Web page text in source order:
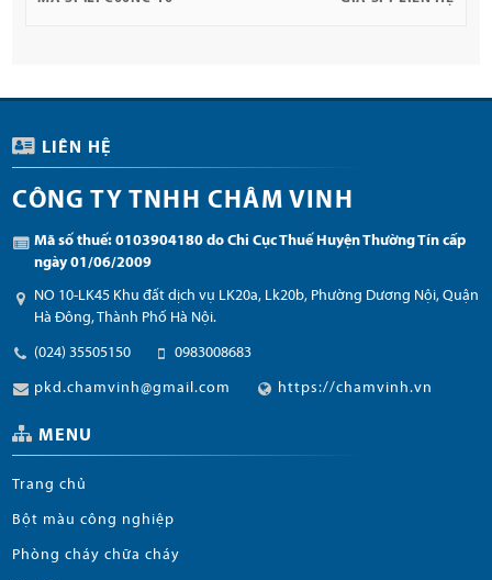
LIÊN HỆ
CÔNG TY TNHH CHÂM VINH
Mã số thuế: 0103904180 do Chi Cục Thuế Huyện Thường Tín cấp
ngày 01/06/2009
NO 10-LK45 Khu đất dịch vụ LK20a, Lk20b, Phường Dương Nội, Quận
Hà Đông, Thành Phố Hà Nội.
(024) 35505150 0983008683
pkd.chamvinh@gmail.com https://chamvinh.vn
MENU
Trang chủ
Bột màu công nghiệp
Phòng cháy chữa cháy